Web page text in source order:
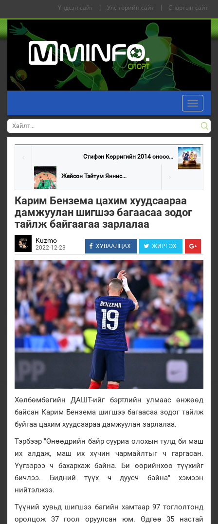
Үндсэн сайт | Улс төрийн сайт | Спортын сайт
Toggle
Стифэн Көрригийн 2014 оноос...
Жейсон Тэйтум Яннис...
Карим Бензема цахим хуудсаараа
дамжуулан шигшээ багаасаа зодог
тайлж байгаагаа зарлалаа
Kuzmo
2022-12-23 ХУВААЛЦАХ ЖИРГЭХ
Хөлбөмбөгийн ДАШТ-ийг бэртлийн улмаас өнжөөд
байсан Карим Бензема шигшээ багаасаа зодог тайлж
буйгаа цахим хуудсаараа дамжуулан зарлалаа.
Тэрбээр "Өнөөдрийн байр сууриа олохын тулд би маш
их алдаж, маш их хүчин чармайлтыг ч гаргасан.
Үүгээрээ ч бахархаж байна. Би өөрийнхөө түүхийг
бичлээ. Бидний түүх ч дуусч байна" хэмээн
нийтэлжээ.
Түүний хувьд шигшээ багийн хамтаар 97 тоглолтонд
оролцож 37 гоол оруулсан юм. Өдгөө 35 настай